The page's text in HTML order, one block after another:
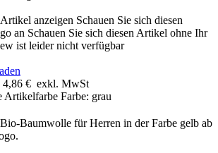
anzeigen Schauen Sie sich diesen
an Schauen Sie sich diesen Artikel ohne Ihr
ist leider nicht verfügbar
4,86 € exkl. MwSt
Artikelfarbe Farbe: grau